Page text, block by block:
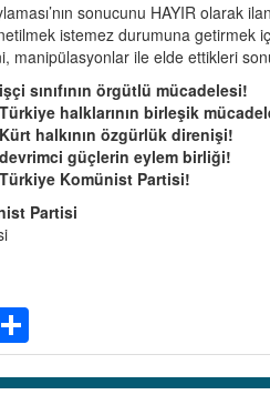
sonucunu HAYIR olarak
istemez durumuna getirmek
manipülasyonlar ile elde ettikleri
sınıfının örgütlü mücadelesi!
halklarının birleşik
halkının özgürlük direnişi!
devrimci güçlerin eylem birliği!
Türkiye Komünist Partisi!
Partisi